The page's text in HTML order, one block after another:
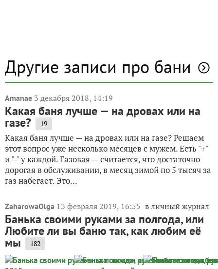
Другие записи про бани
Amanae 3 декабря 2018, 14:19
Какая баня лучше — на дровах или на
газе? 19
Какая баня лучше — на дровах или на газе? Решаем
этот вопрос уже несколько месяцев с мужем. Есть "+"
и "-" у каждой. Газовая — считается, что достаточно
дорогая в обслуживании, в месяц зимой по 5 тысяч за
газ набегает. Это...
ZaharowaOlga 13 февраля 2019, 16:55 в личный журнал
Банька своими руками за полгода, или
Любите ли вы баню так, как любим её
мы 182